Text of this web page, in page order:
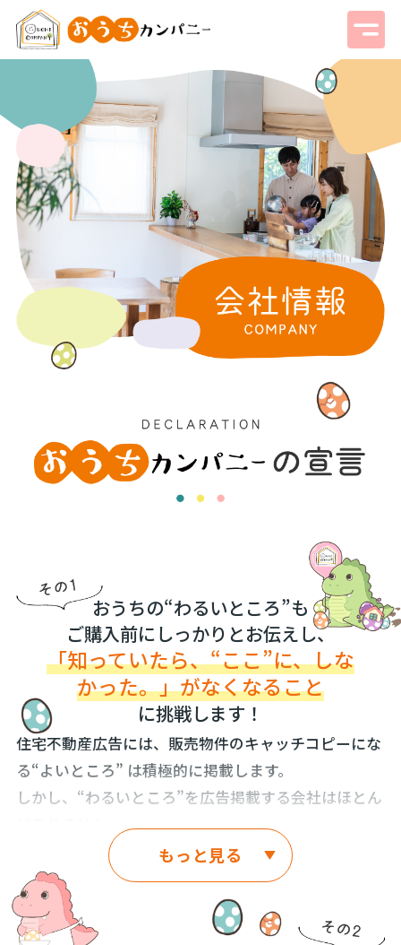
おうちの“わるいところ”も
ご購入前にしっかりとお伝えし、
「知っていたら、“ここ”に、しな
かった。」がなくなること
に挑戦します！
住宅不動産広告には、販売物件のキャッチコピーにな
る“よいところ” は積極的に掲載します。
しかし、“わるいところ”を広告掲載する会社はほとん
もちろん、広告規定で必要な、必要最低限の“わるい
ところ”は発信します。
しかし、それは必要最低限であって、お客様が必要と
される情報量では決してありません。
もっと見る